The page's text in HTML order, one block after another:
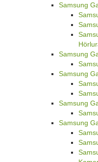
Samsung
Samsung
Samsung
Samsung
Samsung